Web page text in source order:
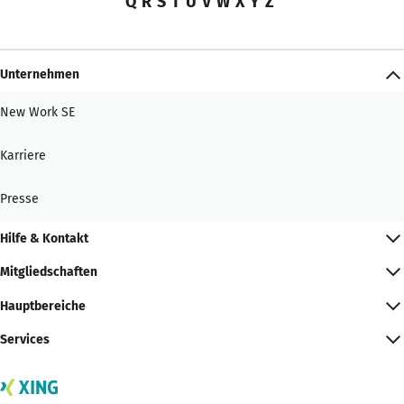
Unternehmen
New Work SE
Karriere
Presse
Hilfe & Kontakt
Mitgliedschaften
Hauptbereiche
Services